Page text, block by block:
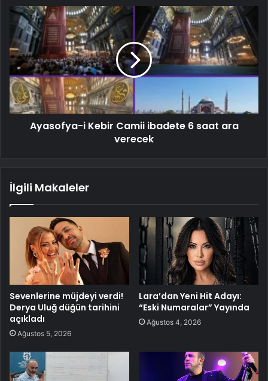
Ayasofya-i Kebir Camii ibadete 6 saat ara
verecek
İlgili Makaleler
Sevenlerine müjdeyi verdi!
Derya Uluğ düğün tarihini
açıkladı
Ağustos 5, 2026
Lara’dan Yeni Hit Adayı:
“Eski Numaralar” Yayında
Ağustos 4, 2026